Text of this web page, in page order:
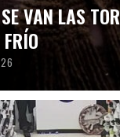
VAN LAS